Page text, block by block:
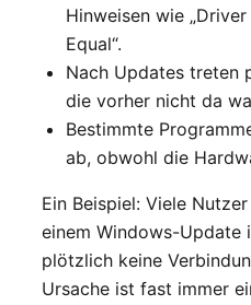
Hinweisen wie
Equal“.
Nach Updates treten
die vorher nicht da
Bestimmte
ab, obwohl die
Ein Beispiel: Viele
einem Windows-Update
plötzlich keine
Ursache ist fast immer